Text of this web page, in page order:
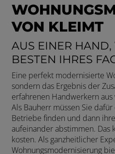
VON KLEIMT
AUS EINER
BESTEN IHRES
Eine perfekt modernisierte
sondern das Ergebnis der
erfahrenen Handwerkern
Als Bauherr müssen Sie
Betriebe finden und dann
aufeinander abstimmen. Das
kosten. Als ganzheitlicher
Wohnungsmodernisierung